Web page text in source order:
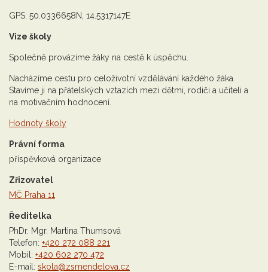
GPS: 50.0336658N, 14.5317147E
Vize školy
Společně provázíme žáky na cestě k úspěchu.
Nacházíme cestu pro celoživotní vzdělávání každého žáka.
Stavíme ji na přátelských vztazích mezi dětmi, rodiči a učiteli a
na motivačním hodnocení.
Hodnoty školy
Právní forma
příspěvková organizace
Zřizovatel
MČ Praha 11
Ředitelka
PhDr. Mgr. Martina Thumsová
Telefon: +420 272 088 221
Mobil: +420 602 270 472
E-mail: skola@zsmendelova.cz